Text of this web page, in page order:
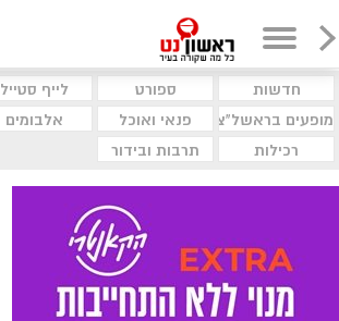
חדשות ספורט לייף סטייל
מופעים בראשל"צ
פנאי ואוכל אלבומים
רכילות
תרבות ובידור